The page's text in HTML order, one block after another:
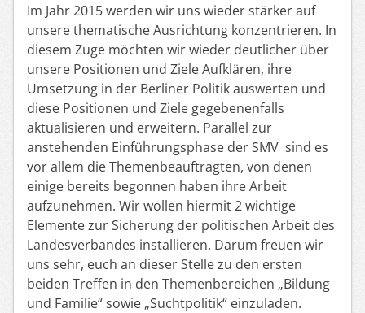
Im Jahr 2015 werden wir uns wieder stärker auf
unsere thematische Ausrichtung konzentrieren. In
diesem Zuge möchten wir wieder deutlicher über
unsere Positionen und Ziele Aufklären, ihre
Umsetzung in der Berliner Politik auswerten und
diese Positionen und Ziele gegebenenfalls
aktualisieren und erweitern. Parallel zur
anstehenden Einführungsphase der SMV sind es
vor allem die Themenbeauftragten, von denen
einige bereits begonnen haben ihre Arbeit
aufzunehmen. Wir wollen hiermit 2 wichtige
Elemente zur Sicherung der politischen Arbeit des
Landesverbandes installieren. Darum freuen wir
uns sehr, euch an dieser Stelle zu den ersten
beiden Treffen in den Themenbereichen „Bildung
und Familie“ sowie „Suchtpolitik“ einzuladen.